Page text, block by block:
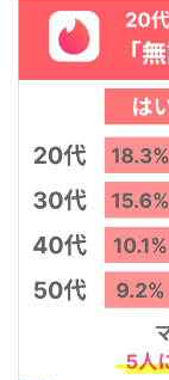
タップルの機能
2025年8月21日
「タップル」「
2025年8月15日
Omiaiの無料条
2025年8月14日
Tinderの料金表を